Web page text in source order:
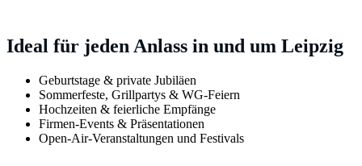
Ideal für jeden Anlass in und um Leipzig
Geburtstage & private Jubiläen
Sommerfeste, Grillpartys & WG-Feiern
Hochzeiten & feierliche Empfänge
Firmen-Events & Präsentationen
Open-Air-Veranstaltungen und Festivals